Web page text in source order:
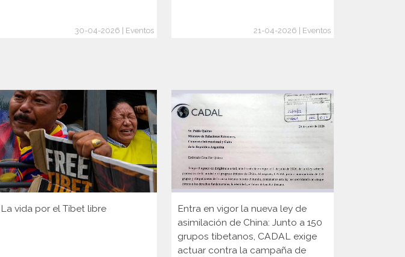
30-04-2026 | Eventos 21-04-2026 | Eventos
La vida por el Tíbet libre
Entra en vigor la nueva ley de
asimilación de China: Junto a 150
grupos tibetanos, CADAL exige
actuar contra la campaña de